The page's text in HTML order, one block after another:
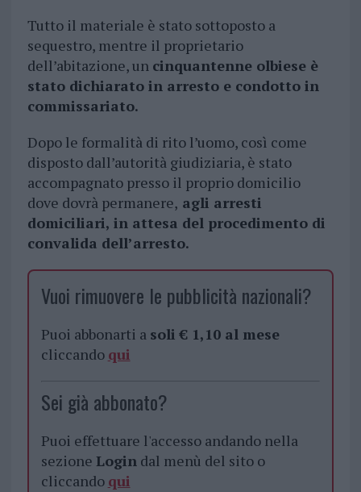
Tutto il materiale è stato sottoposto a
sequestro, mentre il proprietario
dell’abitazione, un cinquantenne olbiese è
stato dichiarato in arresto e condotto in
commissariato.
Dopo le formalità di rito l’uomo, così come
disposto dall’autorità giudiziaria, è stato
accompagnato presso il proprio domicilio
dove dovrà permanere, agli arresti
domiciliari, in attesa del procedimento di
convalida dell’arresto.
Vuoi rimuovere le pubblicità nazionali?
Puoi abbonarti a soli € 1,10 al mese
cliccando qui
Sei già abbonato?
Puoi effettuare l'accesso andando nella
sezione Logindal menù del sito o
cliccando qui